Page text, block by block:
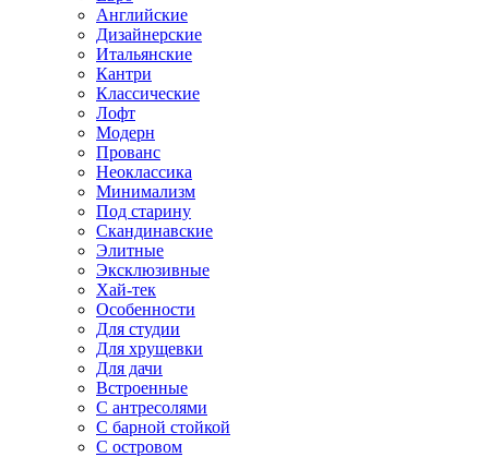
Английские
Дизайнерские
Итальянские
Кантри
Классические
Лофт
Модерн
Прованс
Неоклассика
Минимализм
Под старину
Скандинавские
Элитные
Эксклюзивные
Хай-тек
Особенности
Для студии
Для хрущевки
Для дачи
Встроенные
С антресолями
С барной стойкой
С островом